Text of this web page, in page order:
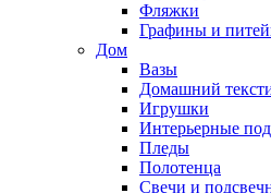
Фляжки
Графины и
Дом
Вазы
Домашний
Игрушки
Интерьерные
Пледы
Полотенца
Свечи и